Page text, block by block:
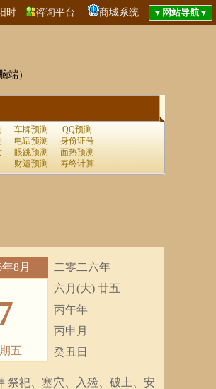
时 咨询平台 商城系统
端）
车牌预测
QQ预测
电话预测
身份证号
眼跳预测
面热预测
财运预测 寿终计算
8月
五
二零二六年
六月(大) 廿五
丙午年
丙申月
癸丑日
祭祀、塞穴、入殓、破土、安